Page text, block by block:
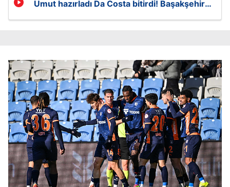
Umut hazırladı Da Costa bitirdi! Başakşehir